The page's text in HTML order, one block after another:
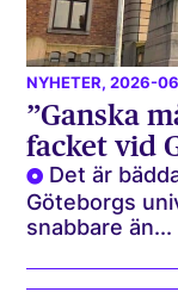
NYHETER, 2026-
”Ganska
facket vid
Det är
Göteborgs
snabbare än...